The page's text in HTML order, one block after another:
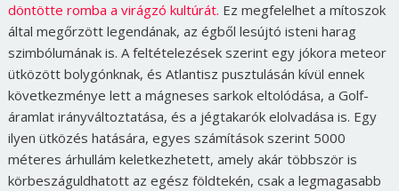
döntötte romba a virágzó kultúrát. Ez megfelelhet a mítoszok
által megőrzött legendának, az égből lesújtó isteni harag
szimbólumának is. A feltételezések szerint egy jókora meteor
ütközött bolygónknak, és Atlantisz pusztulásán kívül ennek
következménye lett a mágneses sarkok eltolódása, a Golf-
áramlat irányváltoztatása, és a jégtakarók elolvadása is. Egy
ilyen ütközés hatására, egyes számítások szerint 5000
méteres árhullám keletkezhetett, amely akár többször is
körbeszáguldhatott az egész földtekén, csak a legmagasabb